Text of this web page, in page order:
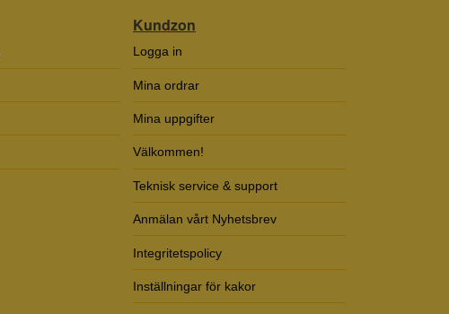
Kundzon
Logga in
Mina ordrar
Mina uppgifter
Välkommen!
Teknisk service & support
Anmälan vårt Nyhetsbrev
Integritetspolicy
Inställningar för kakor